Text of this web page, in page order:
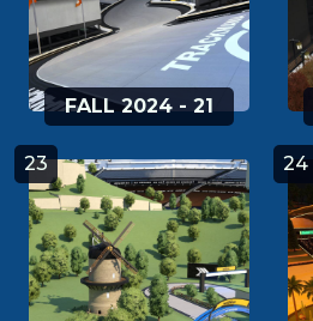
FALL 2024 - 21
23 24